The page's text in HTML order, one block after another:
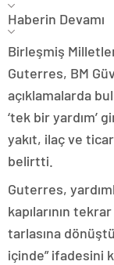
Haberin Devamı
Birleşmiş
Guterres, BM
açıklamalarda
‘tek bir yardım’
yakıt, ilaç ve
belirtti.
Guterres,
kapılarının tekrar
tarlasına
içinde” ifadesini